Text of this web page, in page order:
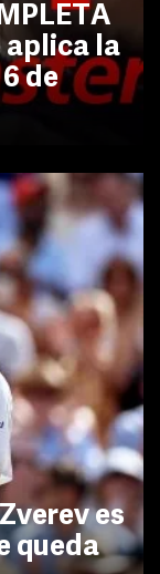
aplica la
de
es
queda